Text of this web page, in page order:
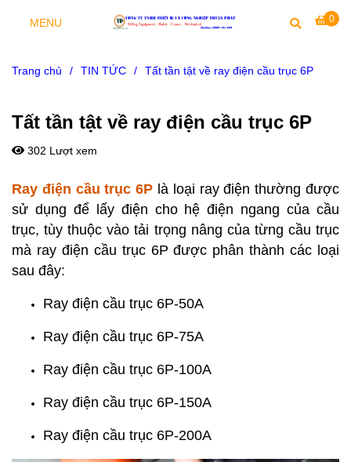
0
MENU
Trang chủ / TIN TỨC / Tất tần tật về ray điện cầu trục 6P
Tất tần tật về ray điện cầu trục 6P
302 Lượt xem
Ray điện cầu trục 6P là loại ray điện thường được
sử dụng để lấy điện cho hệ điện ngang của cầu
trục, tùy thuộc vào tải trọng nâng của từng cầu trục
mà ray điện cầu trục 6P được phân thành các loại
sau đây:
Ray điện cầu trục 6P-50A
Ray điện cầu trục 6P-75A
Ray điện cầu trục 6P-100A
Ray điện cầu trục 6P-150A
Ray điện cầu trục 6P-200A